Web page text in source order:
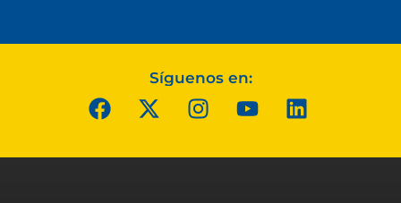
Síguenos en: